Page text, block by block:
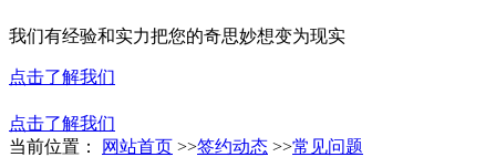
我们有经验和实力把您的奇思妙想变为现实
点击了解我们
点击了解我们
当前位置：
网站首页 >>签约动态 >>常见问题